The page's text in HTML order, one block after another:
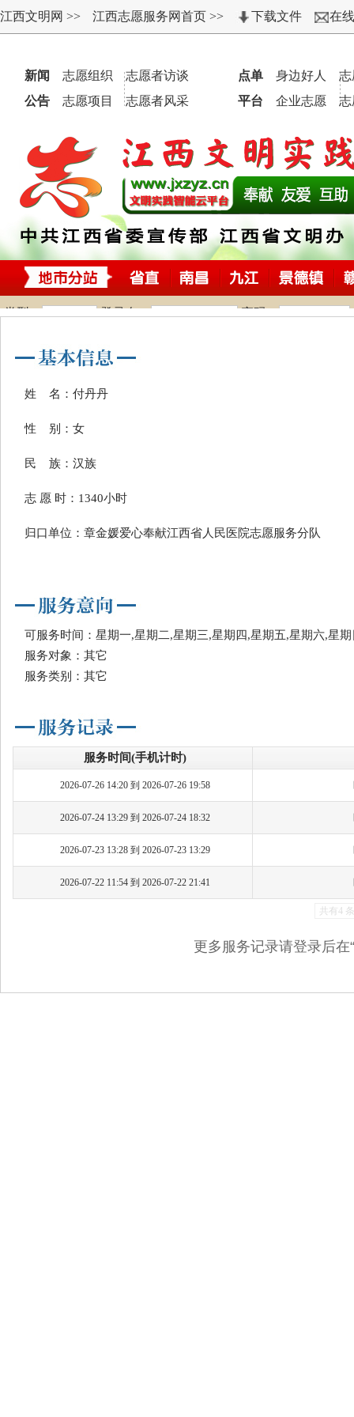
姓 名：付丹丹
性 别：女
民 族：汉族
志 愿 时：1340小时
归口单位：章金媛爱心奉献江西省人民医院志愿服务分队
可服务时间：星期一,星期二,星期三,星期四,星期五,星期六,星期
服务对象：其它
服务类别：其它